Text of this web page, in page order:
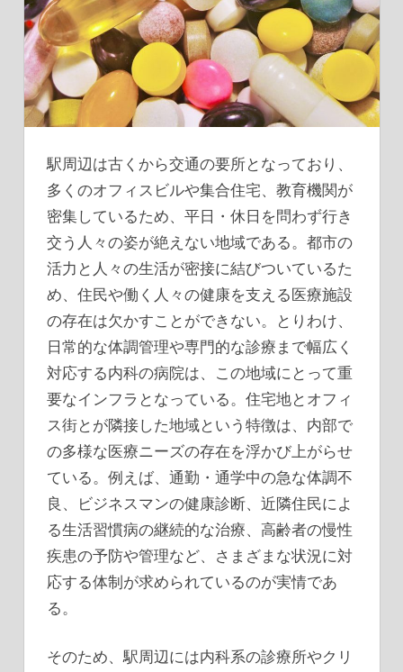
駅周辺は古くから交通の要所となっており、
多くのオフィスビルや集合住宅、教育機関が
密集しているため、平日・休日を問わず行き
交う人々の姿が絶えない地域である。 都市の
活力と人々の生活が密接に結びついているた
め、住民や働く人々の健康を支える医療施設
の存在は欠かすことができない。とりわけ、
日常的な体調管理や専門的な診療まで幅広く
対応する内科の病院は、この地域にとって重
要なインフラとなっている。住宅地とオフィ
ス街とが隣接した地域という特徴は、内部で
の多様な医療ニーズの存在を浮かび上がらせ
ている。例えば、通勤・通学中の急な体調不
良、ビジネスマンの健康診断、近隣住民によ
る生活習慣病の継続的な治療、高齢者の慢性
疾患の予防や管理など、さまざまな状況に対
応する体制が求められているのが実情であ
る。
そのため、駅周辺には内科系の診療所やクリ